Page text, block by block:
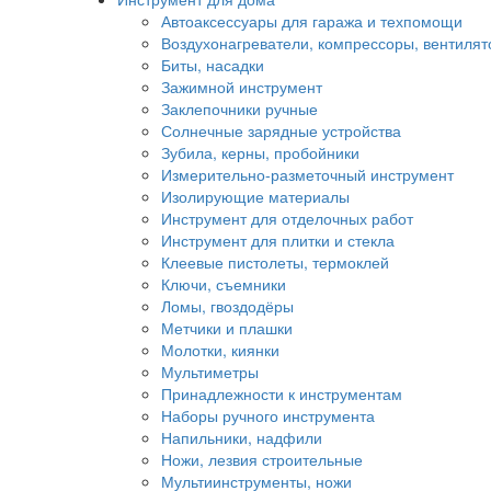
Автоаксессуары для гаража и техпомощи
Воздухонагреватели, компрессоры,
Биты, насадки
Зажимной инструмент
Заклепочники ручные
Солнечные зарядные устройства
Зубила, керны, пробойники
Измерительно-разметочный инструмент
Изолирующие материалы
Инструмент для отделочных работ
Инструмент для плитки и стекла
Клеевые пистолеты, термоклей
Ключи, съемники
Ломы, гвоздодёры
Метчики и плашки
Молотки, киянки
Мультиметры
Принадлежности к инструментам
Наборы ручного инструмента
Напильники, надфили
Ножи, лезвия строительные
Мультиинструменты, ножи